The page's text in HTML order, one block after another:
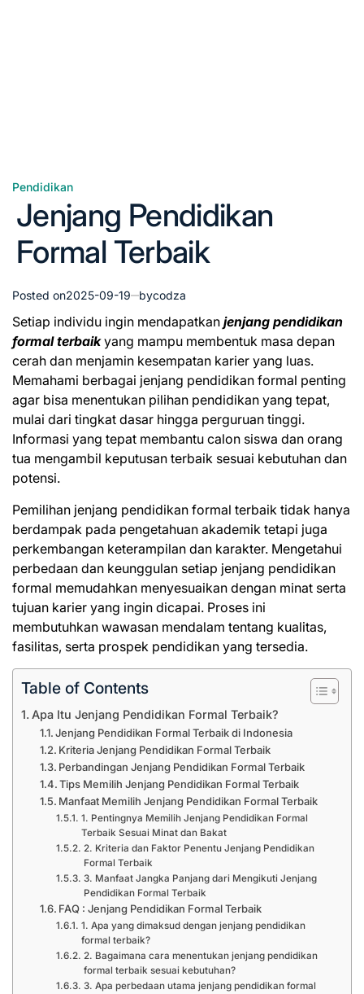
Posted
Pendidikan
Jenjang Pendidikan
Formal Terbaik
Posted on2025-09-19 bycodza
Setiap individu ingin mendapatkan jenjang pendidikan
formal terbaikyang mampu membentuk masa depan
cerah dan menjamin kesempatan karier yang luas.
Memahami berbagai jenjang pendidikan formal penting
agar bisa menentukan pilihan pendidikan yang tepat,
mulai dari tingkat dasar hingga perguruan tinggi.
Informasi yang tepat membantu calon siswa dan orang
tua mengambil keputusan terbaik sesuai kebutuhan dan
potensi.
Pemilihan jenjang pendidikan formal terbaik tidak hanya
berdampak pada pengetahuan akademik tetapi juga
perkembangan keterampilan dan karakter. Mengetahui
perbedaan dan keunggulan setiap jenjang pendidikan
formal memudahkan menyesuaikan dengan minat serta
tujuan karier yang ingin dicapai. Proses ini
membutuhkan wawasan mendalam tentang kualitas,
fasilitas, serta prospek pendidikan yang tersedia.
Table of Contents
Apa Itu Jenjang Pendidikan Formal Terbaik?
Jenjang Pendidikan Formal Terbaik di Indonesia
Kriteria Jenjang Pendidikan Formal Terbaik
Perbandingan Jenjang Pendidikan Formal Terbaik
Tips Memilih Jenjang Pendidikan Formal Terbaik
Manfaat Memilih Jenjang Pendidikan Formal Terbaik
1. Pentingnya Memilih Jenjang Pendidikan Formal
Terbaik Sesuai Minat dan Bakat
2. Kriteria dan Faktor Penentu Jenjang Pendidikan
Formal Terbaik
3. Manfaat Jangka Panjang dari Mengikuti Jenjang
Pendidikan Formal Terbaik
FAQ : Jenjang Pendidikan Formal Terbaik
1. Apa yang dimaksud dengan jenjang pendidikan
formal terbaik?
2. Bagaimana cara menentukan jenjang pendidikan
formal terbaik sesuai kebutuhan?
3. Apa perbedaan utama jenjang pendidikan formal